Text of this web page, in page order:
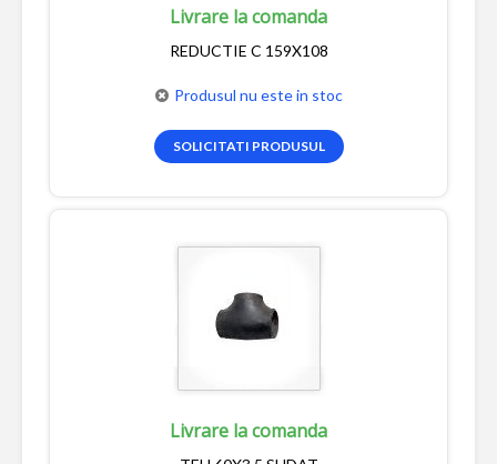
Livrare la comanda
REDUCTIE C 159X108
Produsul nu este in stoc
SOLICITATI PRODUSUL
Livrare la comanda